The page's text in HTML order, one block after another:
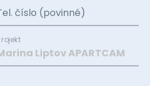
číslo (povinné)